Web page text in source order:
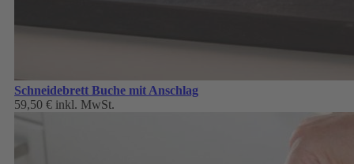
Schneidebrett Buche mit Anschlag
59,50 € inkl. MwSt.